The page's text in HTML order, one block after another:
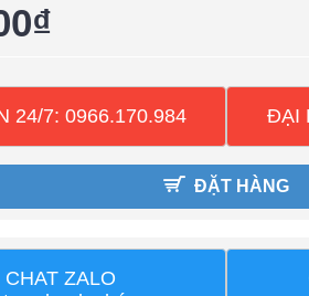
24/7: 0966.170.984 ĐẠI
ĐẶT HÀNG
CHAT ZALO